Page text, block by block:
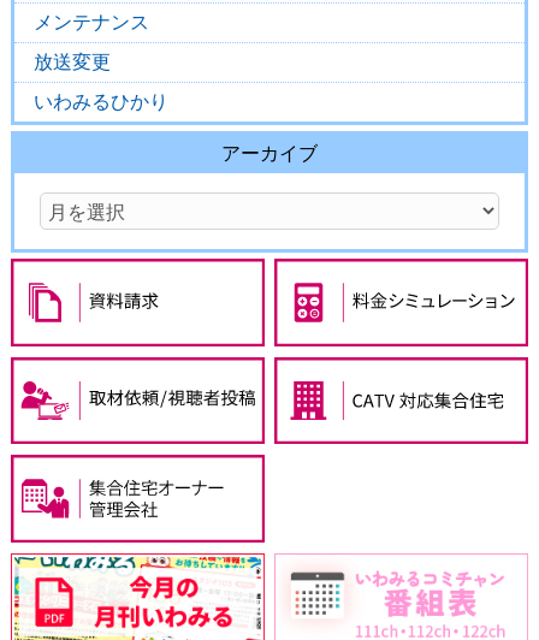
メンテナンス
放送変更
いわみるひかり
アーカイブ